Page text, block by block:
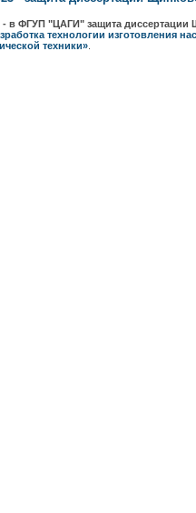
- в ФГУП "ЦАГИ" защита
технологии изготовления
техники»